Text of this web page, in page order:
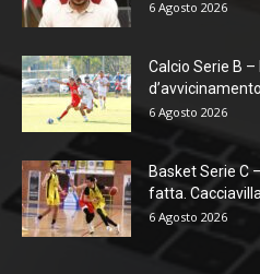
6 Agosto 2026
Calcio Serie B
6 Agosto 2026
Basket Serie C
fatta.
6 Agosto 2026